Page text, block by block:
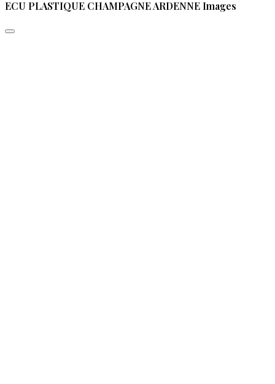
ECU PLASTIQUE CHAMPAGNE ARDENNE Images